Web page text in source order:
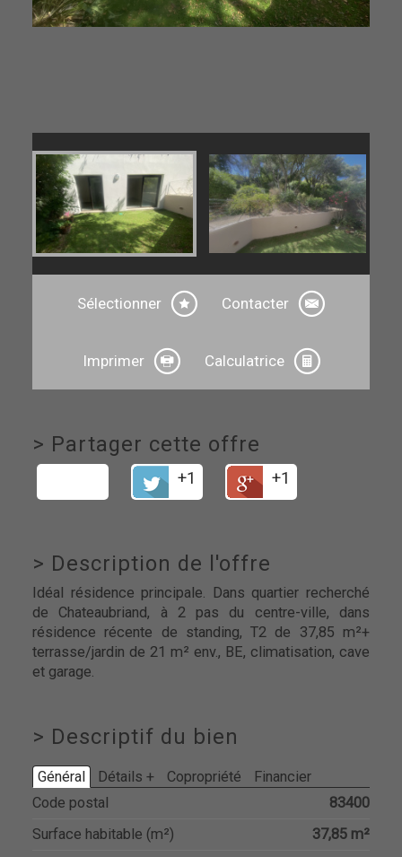
Sélectionner Contacter
Imprimer Calculatrice
> Partager cette offre
+1 +1
> Description de l'offre
Idéal résidence principale. Dans quartier recherché
de Chateaubriand, à 2 pas du centre-ville, dans
résidence récente de standing, T2 de 37,85 m²+
terrasse/jardin de 21 m² env., BE, climatisation, cave
et garage.
> Descriptif du bien
Général Détails + Copropriété
Financier
Code postal
83400
Surface habitable (m²)
37,85 m²